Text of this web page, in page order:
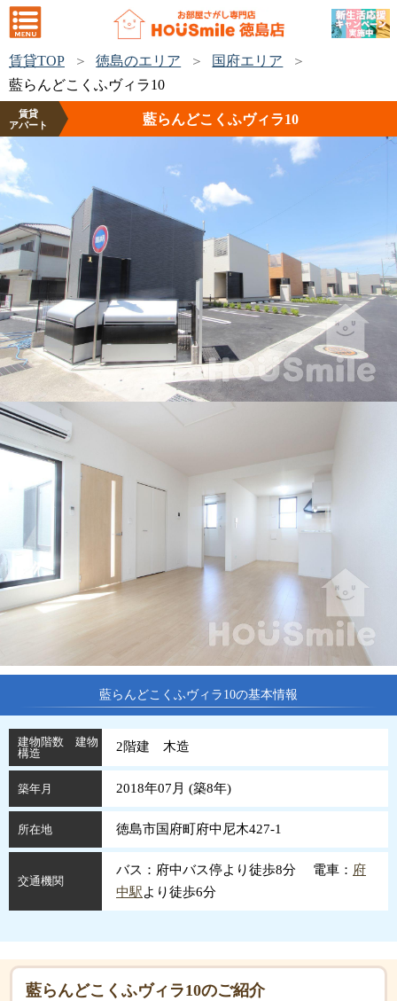
賃貸TOP 徳島のエリア
国府エリア
藍らんどこくふヴィラ10
賃貸
アパート
藍らんどこくふヴィラ10
藍らんどこくふヴィラ10の基本情報
建物階数 建物
構造
2階建 木造
築年月 2018年07月 (築8年)
所在地 徳島市国府町府中尼木427-1
交通機関
バス：府中バス停より徒歩8分 電車： 府
中駅より徒歩6分
藍らんどこくふヴィラ10のご紹介